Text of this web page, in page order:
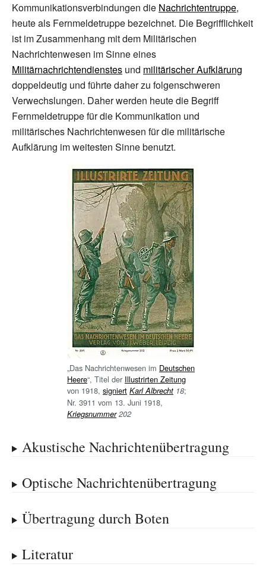
Kommunikationsverbindungen die Nachrichtentruppe,
heute als Fernmeldetruppe bezeichnet. Die Begrifflichkeit
ist im Zusammenhang mit dem Militärischen
Nachrichtenwesen im Sinne eines
Militärnachrichtendienstes und militärischer Aufklärung
doppeldeutig und führte daher zu folgenschweren
Verwechslungen. Daher werden heute die Begriff
Fernmeldetruppe für die Kommunikation und
militärisches Nachrichtenwesen für die militärische
Aufklärung im weitesten Sinne benutzt.
„Das Nachrichtenwesen im Deutschen
Heere“, Titel der Illustrirten Zeitung
von 1918, signiert Karl Albrecht 18;
Nr. 3911 vom 13. Juni 1918,
Kriegsnummer202
Akustische Nachrichtenübertragung
Optische Nachrichtenübertragung
Übertragung durch Boten
Literatur